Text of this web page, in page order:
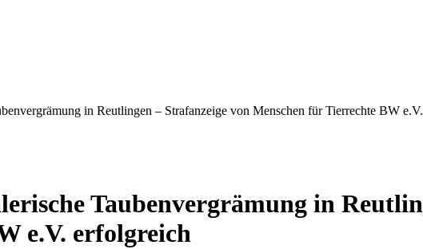
in Reutlingen – Strafanzeige von Menschen für Tierrechte BW
Taubenvergrämung in
e.V. erfolgreich